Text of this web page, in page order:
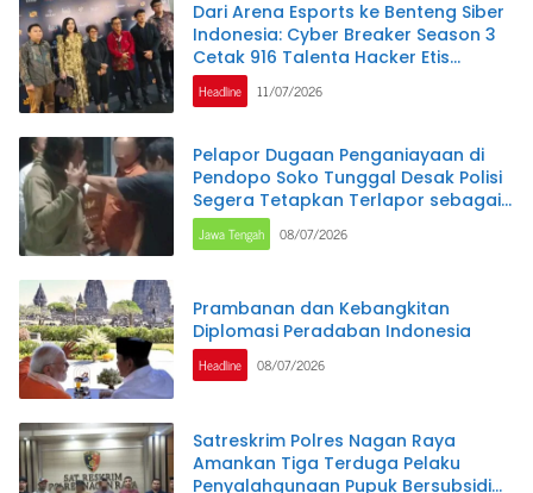
Dari Arena Esports ke Benteng Siber
Indonesia: Cyber Breaker Season 3
Cetak 916 Talenta Hacker Etis
Penjaga Negeri
Headline 11/07/2026
Pelapor Dugaan Penganiayaan di
Pendopo Soko Tunggal Desak Polisi
Segera Tetapkan Terlapor sebagai
Tersangka
Jawa Tengah 08/07/2026
Prambanan dan Kebangkitan
Diplomasi Peradaban Indonesia
Headline 08/07/2026
Satreskrim Polres Nagan Raya
Amankan Tiga Terduga Pelaku
Penyalahgunaan Pupuk Bersubsidi